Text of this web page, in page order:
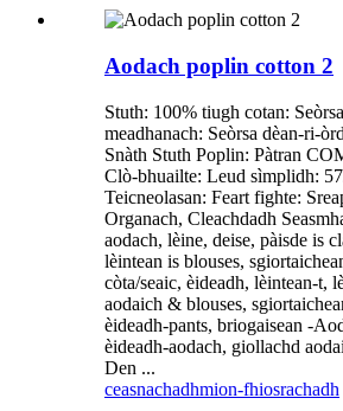
Aodach poplin cotton 2
Stuth: 100% tiugh cotan:
meadhanach: Seòrsa dèan-ri-
Snàth Stuth Poplin: Pàtran
Clò-bhuailte: Leud sìmplidh:
Teicneolasan: Feart fighte:
Organach, Cleachdadh
aodach, lèine, deise, pàisde is
lèintean is blouses,
còta/seaic, èideadh, lèintean-t,
aodaich & blouses,
èideadh-pants, briogaisean -
èideadh-aodach, giollachd
Den ...
ceasnachadhmion-fhiosrachadh